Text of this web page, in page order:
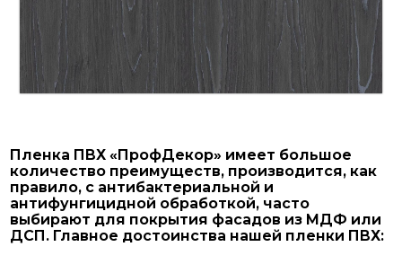
Пленка ПВХ «ПрофДекор» имеет большое
количество преимуществ, производится, как
правило, с антибактериальной и
антифунгицидной обработкой, часто
выбирают для покрытия фасадов из МДФ или
ДСП. Главное достоинства нашей пленки ПВХ: